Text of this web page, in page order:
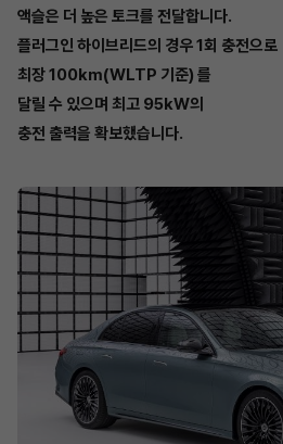
액슬은 더 높은 토크를 전달합니다.
플러그인 하이브리드의 경우 1회 충전으로
최장 100km(WLTP 기준) 를
달릴 수 있으며 최고 95kW의
충전 출력을 확보했습니다.